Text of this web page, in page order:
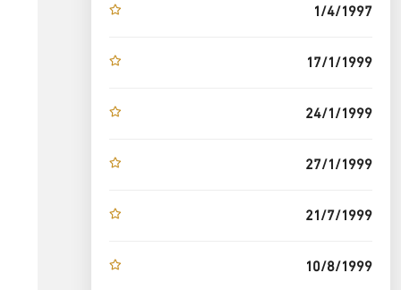
1/4/1997
17/1/1999
24/1/1999
27/1/1999
21/7/1999
10/8/1999